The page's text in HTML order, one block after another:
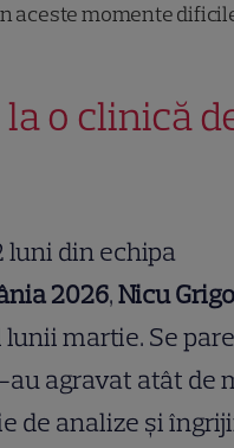
aceste momente
o clinică
luni din echipa
2026,Nicu
martie. Se
agravat atât de
de analize și